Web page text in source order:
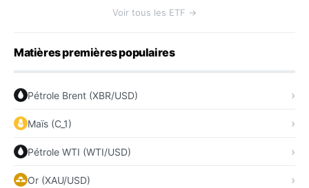
Voir tous les ETF →
Matières premières populaires
Pétrole Brent (XBR/USD)
Maïs (C_1)
Pétrole WTI (WTI/USD)
Or (XAU/USD)